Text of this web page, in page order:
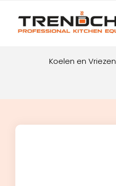
Koelen en Vriezen